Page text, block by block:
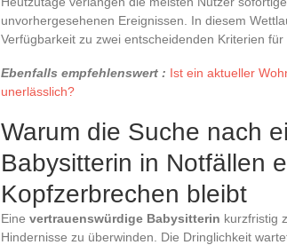
unvorhergesehenen Ereignissen. In diesem
Verfügbarkeit zu zwei entscheidenden Kriterien für
Ebenfalls empfehlenswert : Ist ein aktueller
unerlässlich?
Warum die Suche nach
Babysitterin in Notfällen
Kopfzerbrechen bleibt
Eine vertrauenswürdige Babysitterin kurzfristig
Hindernisse zu überwinden. Die Dringlichkeit